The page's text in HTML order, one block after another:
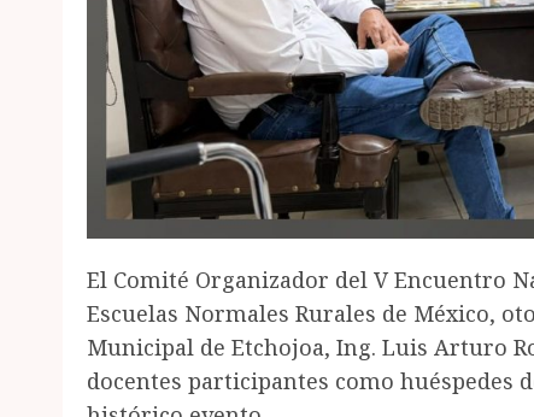
El Comité Organizador del V Encuentro
Escuelas Normales Rurales de México,
Municipal de Etchojoa, Ing. Luis Arturo
docentes participantes como huéspedes